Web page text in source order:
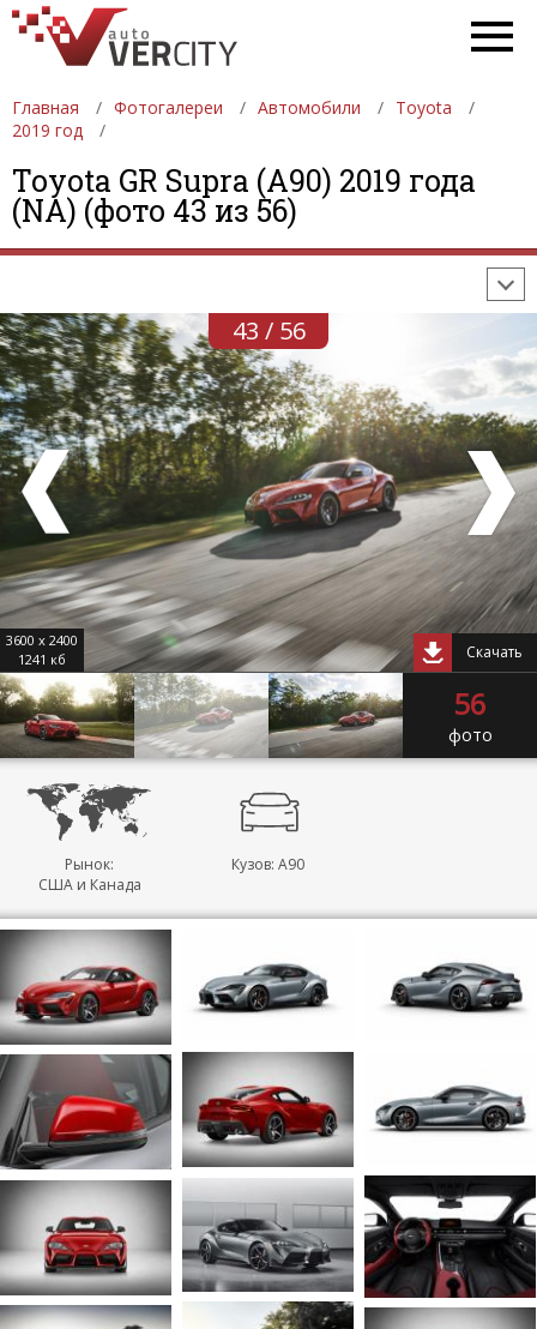
Главная Фотогалереи Автомобили
Toyota
2019 год
Toyota GR Supra (A90) 2019 года
(NA) (фото 43 из 56)
ФОТОГАЛЕРЕИ АВТОМОБИЛИ
ДЕВУШКИ
АВТОСАЛОНЫ
ФОРМУЛА-1
43 / 56
3600 x 2400
1241 кб
Скачать
56
фото
Рынок:
США и Канада
Кузов: A90